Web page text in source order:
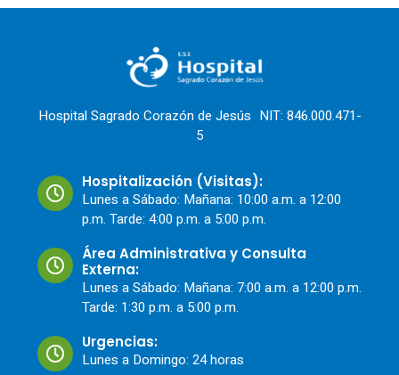
Hospital Sagrado Corazón de Jesús NIT: 846.000.471-
5
Hospitalización (Visitas):
Lunes a Sábado: Mañana: 10:00 a.m. a 12:00
p.m. Tarde: 4:00 p.m. a 5:00 p.m.
Área Administrativa y Consulta
Externa:
Lunes a Sábado: Mañana: 7:00 a.m. a 12:00 p.m.
Tarde: 1:30 p.m. a 5:00 p.m.
Urgencias:
Lunes a Domingo: 24 horas